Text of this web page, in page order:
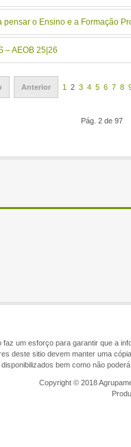
o Ensino e a Formação
– AEOB 25|26
Anterior 1 2 3 4 5 6 7 8
Pág. 2 de 97
um esforço para garantir que a
deste sitio devem manter uma
disponibilizados bem como não
Copyright © 2018